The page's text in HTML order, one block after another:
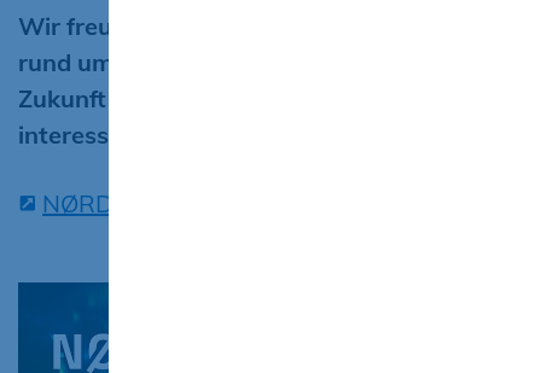
Wir freuen uns auf zwei spannende Tage
rund um Digitalisierung, Bildung und
Zukunft der Arbeit und auf viele
interessante Gespräche vor Ort.
NØRD digital convention 2026